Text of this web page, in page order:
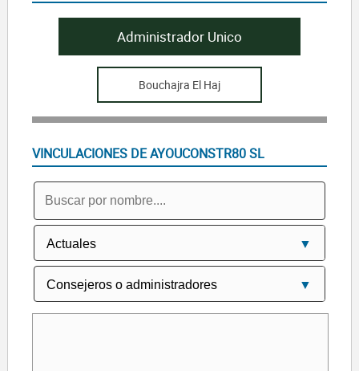
Administrador Unico
Bouchajra El Haj
VINCULACIONES DE AYOUCONSTR80 SL